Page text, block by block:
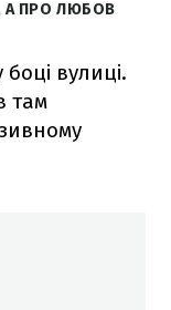
А ПРО ЛЮБОВ
вулиці.
там